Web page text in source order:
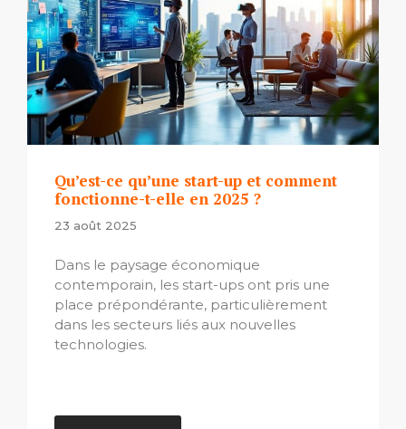
Qu’est-ce qu’une start-up et comment
fonctionne-t-elle en 2025 ?
23 août 2025
Dans le paysage économique
contemporain, les start-ups ont pris une
place prépondérante, particulièrement
dans les secteurs liés aux nouvelles
technologies.